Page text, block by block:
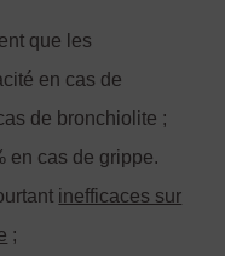
que les
en cas de
de bronchiolite ;
en cas de grippe.
inefficaces sur
;